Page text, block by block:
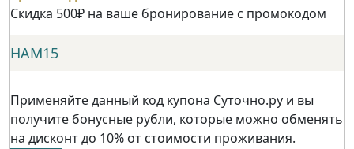
Скидка 500₽ на ваше бронирование с промокодом
НАМ15
Применяйте данный код купона Суточно.ру и вы
получите бонусные рубли, которые можно обменять
на дисконт до 10% от стоимости проживания.